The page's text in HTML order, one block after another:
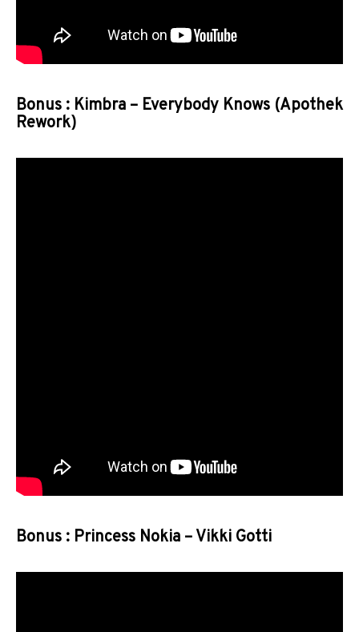
Bonus : Kimbra – Everybody Knows (Apothek
Rework)
Bonus : Princess Nokia – Vikki Gotti